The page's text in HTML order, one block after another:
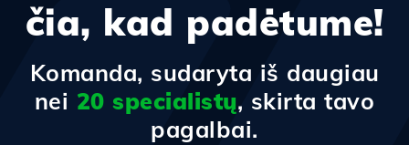
čia, kad padėtume!
Komanda, sudaryta iš daugiau
nei 20 specialistų, skirta tavo
pagalbai.